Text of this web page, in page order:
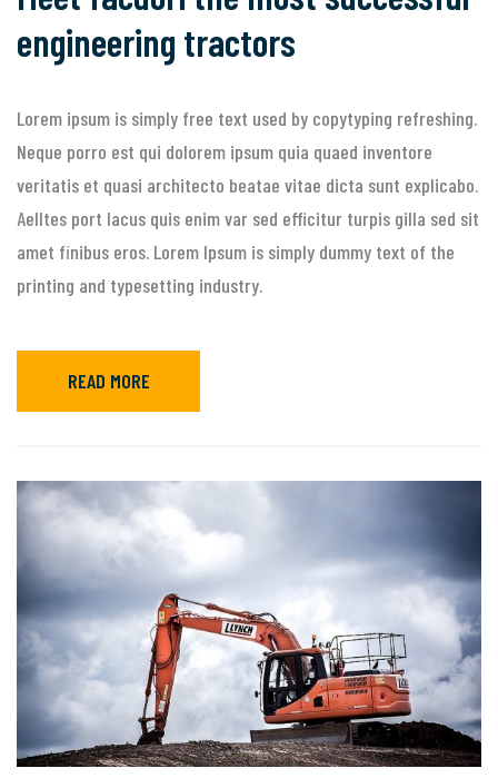
engineering tractors
Lorem ipsum is simply free text used by copytyping refreshing.
Neque porro est qui dolorem ipsum quia quaed inventore
veritatis et quasi architecto beatae vitae dicta sunt explicabo.
Aelltes port lacus quis enim var sed efficitur turpis gilla sed sit
amet finibus eros. Lorem Ipsum is simply dummy text of the
printing and typesetting industry.
READ MORE